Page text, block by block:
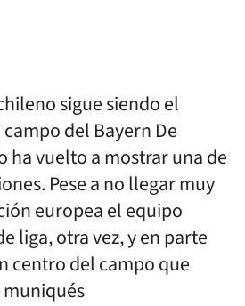
sigue siendo el
del Bayern De
ha vuelto a mostrar una de
Pese a no llegar muy
europea el equipo
liga, otra vez, y en parte
centro del campo que